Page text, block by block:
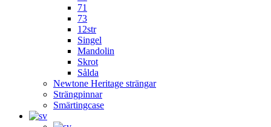
71
73
12str
Singel
Mandolin
Skrot
Sålda
Newtone Heritage strängar
Strängpinnar
Smärtingcase